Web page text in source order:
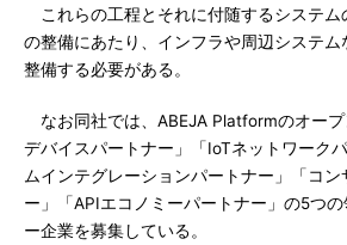
これらの工程とそれに付随するシステム
の整備にあたり、インフラや周辺システム
整備する必要がある。
なお同社では、ABEJA Platformのオー
デバイスパートナー」「IoTネットワーク
ムインテグレーションパートナー」「コ
ー」「APIエコノミーパートナー」の5つ
ー企業を募集している。